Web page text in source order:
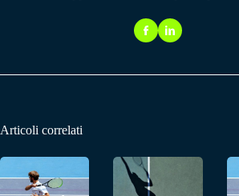
Articoli correlati